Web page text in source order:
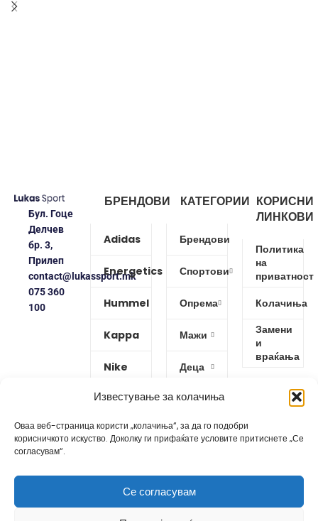
Известување за колачиња
Оваа веб-страница користи „колачиња“, за да го подобри
корисничкото искуство. Доколку ги прифаќате условите притиснете „Се
согласувам“.
Се согласувам
Бул. Гоце
Делчев
бр. 3,
Прилеп
contact@lukassport.mk
075 360
100
БРЕНДОВИ
Adidas
Energetics
Hummel
Kappa
Nike
Protouch
Puma
КАТЕГОРИИ
Брендови
Спортови
Опрема
Мажи
Деца
Жени
КОРИСНИ
ЛИНКОВИ
Политика
на
приватност
Колачиња
Замени
и
враќања
GoBro Studio